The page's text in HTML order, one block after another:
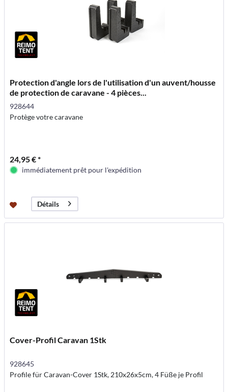
Protection d'angle lors de l'utilisation d'un auvent/housse
de protection de caravane - 4 pièces...
928644
Protège votre caravane
24,95 € *
immédiatement prêt pour l'expédition
Détails
Cover-Profil Caravan 1Stk
928645
Profile für Caravan-Cover 1Stk, 210x26x5cm, 4 Füße je Profil